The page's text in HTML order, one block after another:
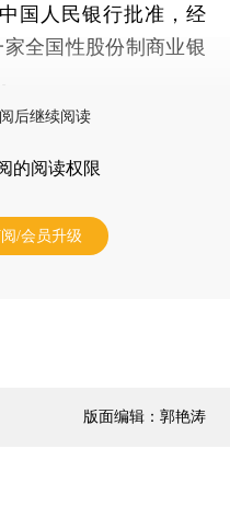
人民银行批准，经
全国性股份制商业银
后继续阅读
的阅读权限
/会员升级
版面编辑：郭艳涛